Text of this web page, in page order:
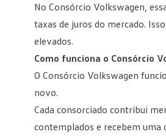
No Consórcio Volkswagen,
taxas de juros do mercado.
elevados.
Como funciona o Consórcio
O Consórcio Volkswagen
novo.
Cada consorciado contribui
contemplados e recebem uma